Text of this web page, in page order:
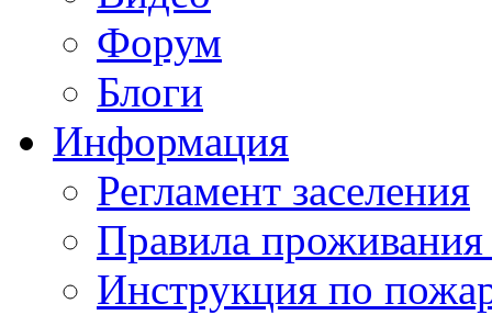
Форум
Блоги
Информация
Регламент заселения
Правила
Инструкция по